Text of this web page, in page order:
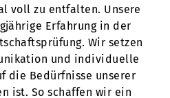
voll zu entfalten. Unsere
Erfahrung in der
Wir setzen
und individuelle
die Bedürfnisse unserer
ist. So schaffen wir ein